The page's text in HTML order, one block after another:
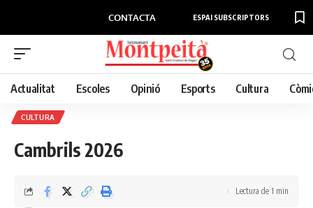
CONTACTA ESPAI SUBSCRIPTORS
Actualitat Escoles Opinió Esports Cultura
CULTURA
Cambrils 2026
Lectura de 1 min